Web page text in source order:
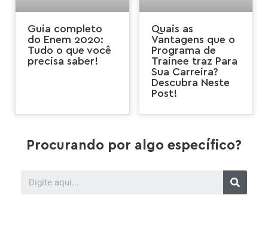
Guia completo
do Enem 2020:
Tudo o que você
precisa saber!
Quais as
Vantagens que o
Programa de
Trainee traz Para
Sua Carreira?
Descubra Neste
Post!
Procurando por algo específico?